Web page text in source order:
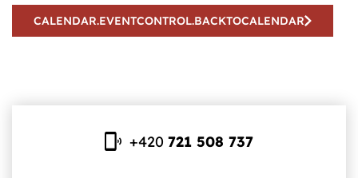
CALENDAR.EVENTCONTROL.BACKTOCALENDAR
+420721 508 737